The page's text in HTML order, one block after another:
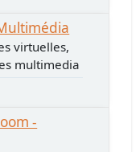
virtuelles,
multimedia
-